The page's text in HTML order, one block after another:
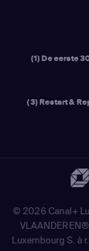
(1) De eerste
(3) Restart &
© 2026 Canal+
Luxembourg S. à